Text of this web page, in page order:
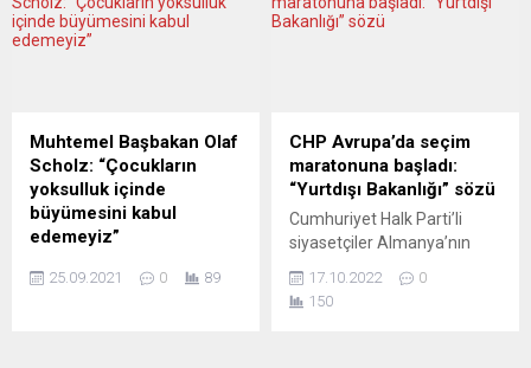
Medyaya göre, somut bir
netice alınamamış olsa da
konu olmasına rağmen kimi
hususlarda mutabık
kalındığını söyledi. Avrupa
basını bu buluşmadan
etkilenmiş gözükmüyor. ...
görevinden istifa etti.
önergesinin görüşüldüğü
oturumda, Afganistan’dan
sivillerin tahliye edilmesinde
geç kalındığı ve başarısız
olunduğu gerekçesiyle her
iki bakan kınandı. Dışişleri
Bakanı Kaag hakkındaki
kınama oylamasında,...
Muhtemel Başbakan Olaf
Scholz: “Çocukların
yoksulluk içinde
büyümesini kabul
edemeyiz”
yapılacak genel seçimler
25.09.2021 0 89
CHP Avrupa’da seçim
maratonuna başladı:
“Yurtdışı Bakanlığı” sözü
Cumhuriyet Halk Parti’li
siyasetçiler Almanya’nın
Cumhuriyet kutlamaları
nedeniyle vatandaşla
17.10.2022
0
150